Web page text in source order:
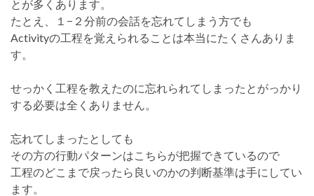
とが多くあります。
たとえ、１−２分前の会話を忘れてしまう方でも
Activityの工程を覚えられることは本当にたくさんありま
す。
せっかく工程を教えたのに忘れられてしまったとがっかり
する必要は全くありません。
忘れてしまったとしても
その方の行動パターンはこちらが把握できているので
工程のどこまで戻ったら良いのかの判断基準は手にしてい
ます。